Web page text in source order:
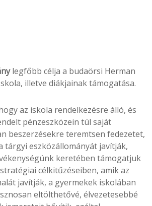
legfőbb célja a budaörsi Herman
illetve diákjainak támogatása.
az iskola rendelkezésre álló, és
pénzeszközein túl saját
beszerzésekre teremtsen fedezetet,
tárgyi eszközállományát javítják,
keretében támogatjuk
célkitűzéseiben, amik az
javítják, a gyermekek iskolában
eltölthetővé, élvezetesebbé